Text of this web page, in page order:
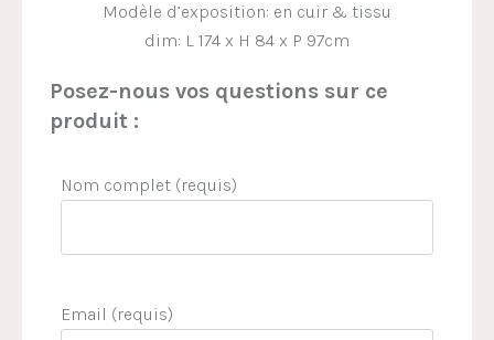
Modèle d’exposition: en cuir & tissu
dim: L 174 x H 84 x P 97cm
Posez-nous vos questions sur ce
produit :
Nom complet (requis)
Email (requis)